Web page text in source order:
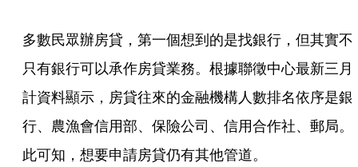
多數民眾辦房貸，第一個想到的是找銀行，但其實不
只有銀行可以承作房貸業務。根據聯徵中心最新三月
計資料顯示，房貸往來的金融機構人數排名依序是銀
行、農漁會信用部、保險公司、信用合作社、郵局。
此可知，想要申請房貸仍有其他管道。